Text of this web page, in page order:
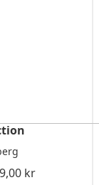
krPrisintervall: